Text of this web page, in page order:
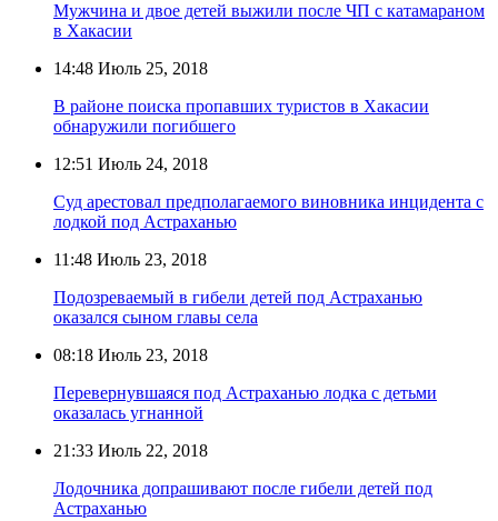
Мужчина и двое детей выжили после ЧП с катамараном
в Хакасии
14:48 Июль 25, 2018
В районе поиска пропавших туристов в Хакасии
обнаружили погибшего
12:51 Июль 24, 2018
Суд арестовал предполагаемого виновника инцидента с
лодкой под Астраханью
11:48 Июль 23, 2018
Подозреваемый в гибели детей под Астраханью
оказался сыном главы села
08:18 Июль 23, 2018
Перевернувшаяся под Астраханью лодка с детьми
оказалась угнанной
21:33 Июль 22, 2018
Лодочника допрашивают после гибели детей под
Астраханью